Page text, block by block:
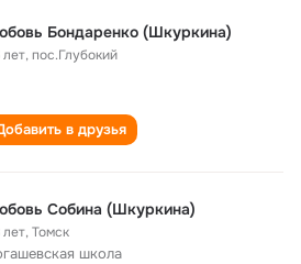
Бондаренко (Шкуркина)
лет,пос.Глубокий
в друзья
Собина (Шкуркина)
лет,Томск
школа